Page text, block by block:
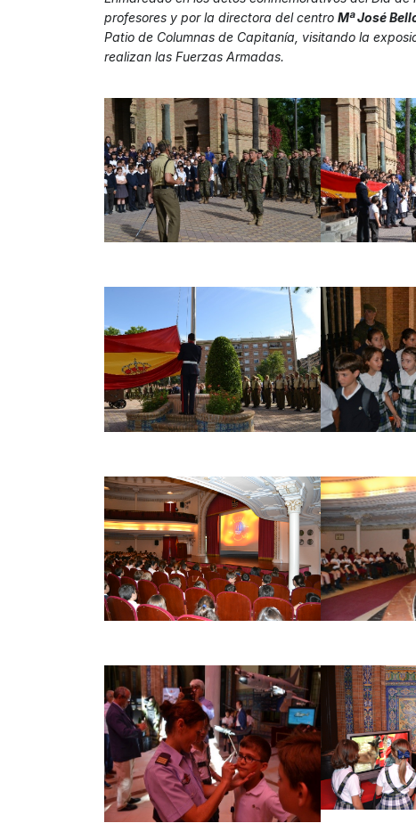
profesores y por la directora del centro Mª José
Patio de Columnas de Capitanía, visitando la
realizan las Fuerzas Armadas.